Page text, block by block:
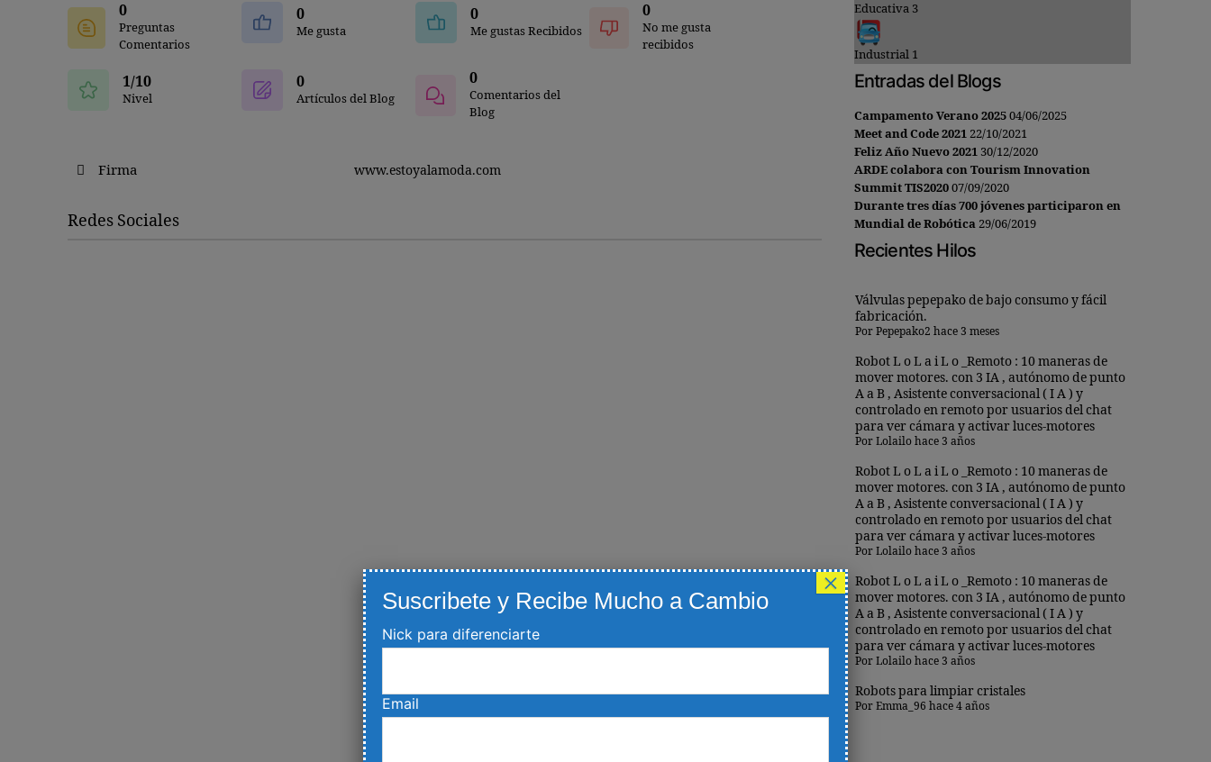
0
Preguntas
Comentarios
0
Me gusta
0
Me gustas Recibidos
0
No me gusta
recibidos
1/10
Nivel
0
Artículos del Blog
0
Comentarios del
Blog
Firma www.estoyalamoda.com
Redes Sociales
Educativa 3
Industrial 1
Entradas del Blogs
Campamento Verano 2025 04/06/2025
Meet and Code 2021 22/10/2021
Feliz Año Nuevo 2021 30/12/2020
ARDE colabora con Tourism Innovation
Summit TIS2020 07/09/2020
Durante tres días 700 jóvenes participaron en
Mundial de Robótica 29/06/2019
Recientes Hilos
Válvulas pepepako de bajo consumo y fácil
fabricación.
Por Pepepako2 hace 3 meses
Robot L o L a i L o _Remoto : 10 maneras de
mover motores. con 3 IA , autónomo de punto
A a B , Asistente conversacional ( I A ) y
controlado en remoto por usuarios del chat
para ver cámara y activar luces-motores
Por Lolailo hace 3 años
Robot L o L a i L o _Remoto : 10 maneras de
mover motores. con 3 IA , autónomo de punto
A a B , Asistente conversacional ( I A ) y
controlado en remoto por usuarios del chat
para ver cámara y activar luces-motores
Por Lolailo hace 3 años
Robot L o L a i L o _Remoto : 10 maneras de
mover motores. con 3 IA , autónomo de punto
A a B , Asistente conversacional ( I A ) y
controlado en remoto por usuarios del chat
para ver cámara y activar luces-motores
Por Lolailo hace 3 años
Robots para limpiar cristales
Por Emma_96 hace 4 años
Suscribete y Recibe Mucho a Cambio
Nick para diferenciarte
Email
×